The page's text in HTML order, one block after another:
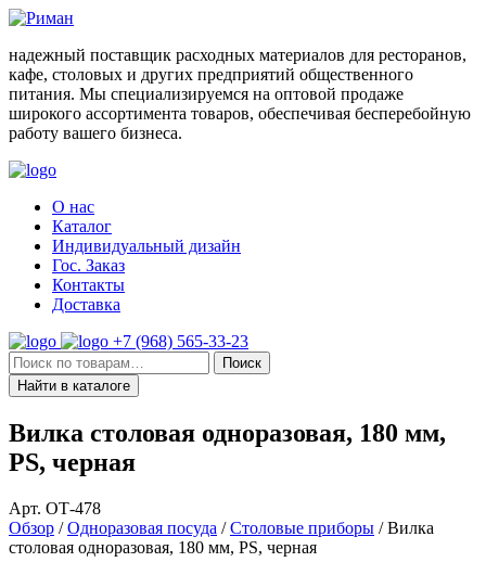
Skip
content
надежный поставщик расходных материалов для ресторанов,
кафе, столовых и других предприятий общественного
питания. Мы специализируемся на оптовой продаже
широкого ассортимента товаров, обеспечивая бесперебойную
работу вашего бизнеса.
О нас
Каталог
Индивидуальный дизайн
Гос. Заказ
Контакты
Доставка
+7 (968) 565-33-23
Искать:
Поиск
Найти в каталоге
Вилка столовая одноразовая, 180 мм,
PS, черная
Арт. ОТ-478
Обзор /Одноразовая посуда /Столовые приборы / Вилка
столовая одноразовая, 180 мм, PS, черная